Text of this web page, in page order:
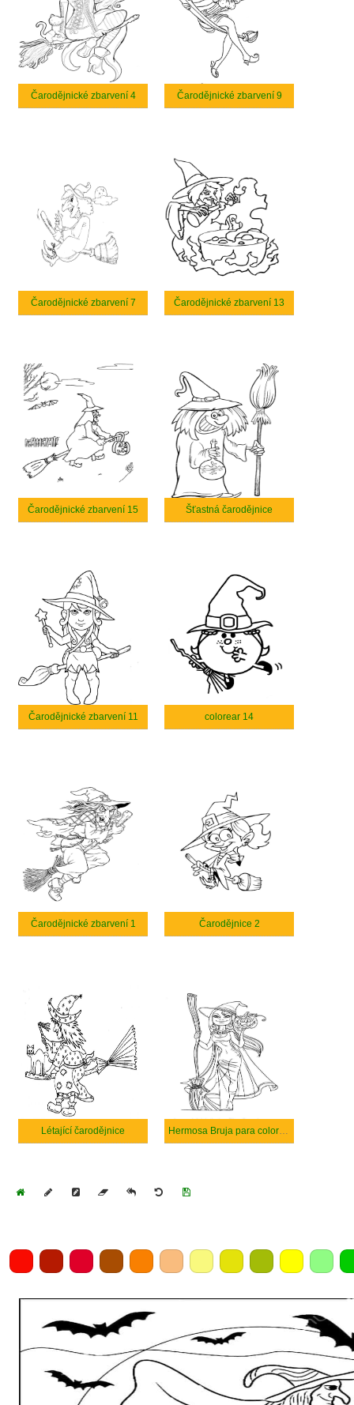
Čarodějnické zbarvení 4 Čarodějnické zbarvení 9
Čarodějnické zbarvení 7 Čarodějnické zbarvení 13
Čarodějnické zbarvení 15 Šťastná čarodějnice
Čarodějnické zbarvení 11 colorear 14
Čarodějnické zbarvení 1 Čarodějnice 2
Létající čarodějnice Hermosa Bruja para colorear